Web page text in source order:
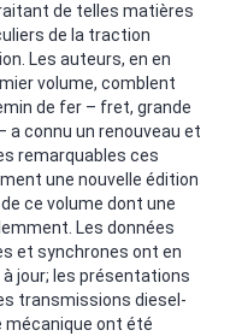
de telles matières
de la traction
Les auteurs, en en
volume, comblent
de fer – fret, grande
connu un renouveau et
remarquables ces
une nouvelle édition
ce volume dont une
Les données
et synchrones ont en
jour; les présentations
transmissions diesel-
mécanique ont été